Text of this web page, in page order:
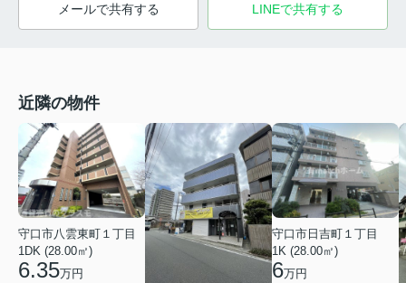
メールで共有する LINEで共有する
近隣の物件
守口市八雲東町１丁目
1DK (28.00㎡)
6.35万円
守口市日吉町１丁目
1K (28.00㎡)
6万円